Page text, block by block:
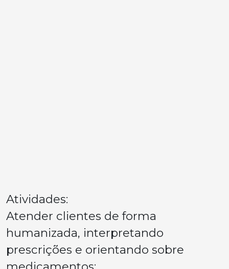
Atividades:
Atender clientes de forma
humanizada, interpretando
prescrições e orientando sobre